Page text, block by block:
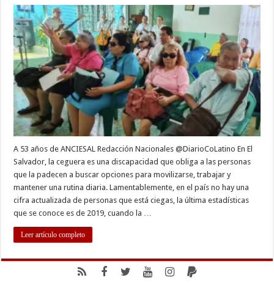
de
A 53 años de ANCIESAL Redacción Nacionales @DiarioCoLatino En El
Salvador, la ceguera es una discapacidad que obliga a las personas
que la padecen a buscar opciones para movilizarse, trabajar y
mantener una rutina diaria. Lamentablemente, en el país no hay una
cifra actualizada de personas que está ciegas, la última estadísticas
que se conoce es de 2019, cuando la …
Leer artículo completo